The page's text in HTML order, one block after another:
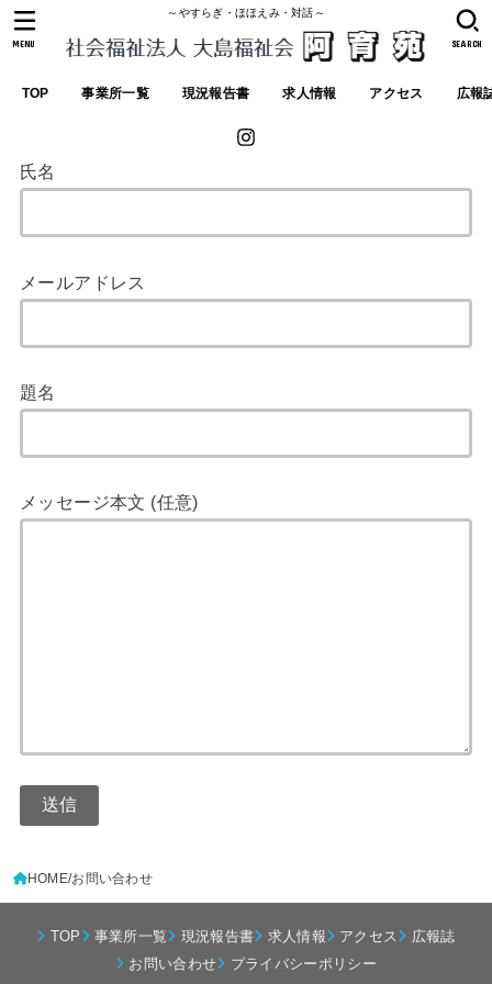
～やすらぎ・ほほえみ・対話～
TOP 事業所一覧 現況報告書 求人情報 アクセス 広報
SEARCH
MENU
氏名
メールアドレス
題名
メッセージ本文 (任意)
HOME お問い合わせ
TOP 事業所一覧 現況報告書 求人情報 アクセス
広報誌
お問い合わせ
プライバシーポリシー